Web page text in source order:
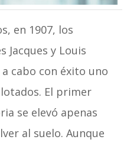
en 1907, los
Jacques y Louis
cabo con éxito uno
El primer
se elevó apenas
al suelo. Aunque